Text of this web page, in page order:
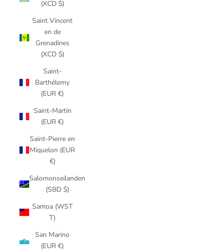
(XCD $)
Saint Vincent
en de
Grenadines
(XCD $)
Saint-
Barthélemy
(EUR €)
Saint-Martin
(EUR €)
Saint-Pierre en
Miquelon (EUR
€)
Salomonseilanden
(SBD $)
Samoa (WST
T)
San Marino
(EUR €)